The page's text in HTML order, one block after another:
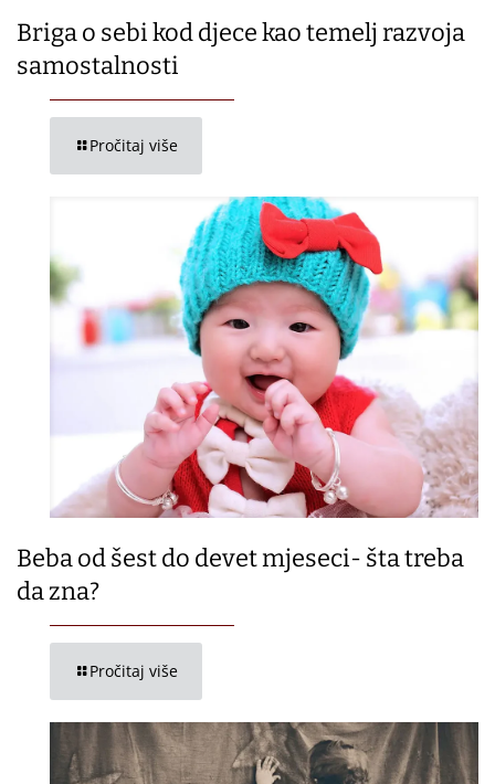
Briga o sebi kod djece kao temelj razvoja
samostalnosti
Pročitaj više
Beba od šest do devet mjeseci- šta treba
da zna?
Pročitaj više